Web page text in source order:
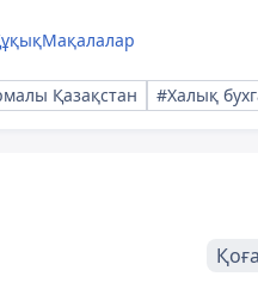
Мақалалар
Қазақстан #Халық